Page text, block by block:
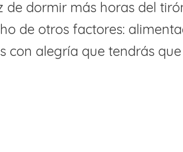
de dormir más horas del
de otros factores:
con alegría que tendrás